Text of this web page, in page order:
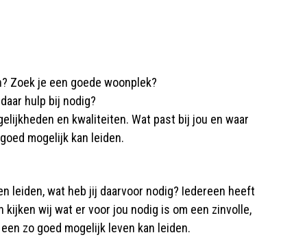
Zoek je een goede woonplek?
hulp bij nodig?
en kwaliteiten. Wat past bij jou en waar
mogelijk kan leiden.
leiden, wat heb jij daarvoor nodig? Iedereen heeft
wij wat er voor jou nodig is om een zinvolle,
zo goed mogelijk leven kan leiden.